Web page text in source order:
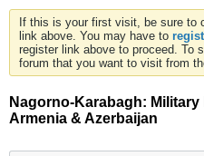
If this is your first visit, be sure to
link above. You may have to
register link above to proceed. To
forum that you want to visit from
Nagorno-Karabagh: Military
Armenia & Azerbaijan